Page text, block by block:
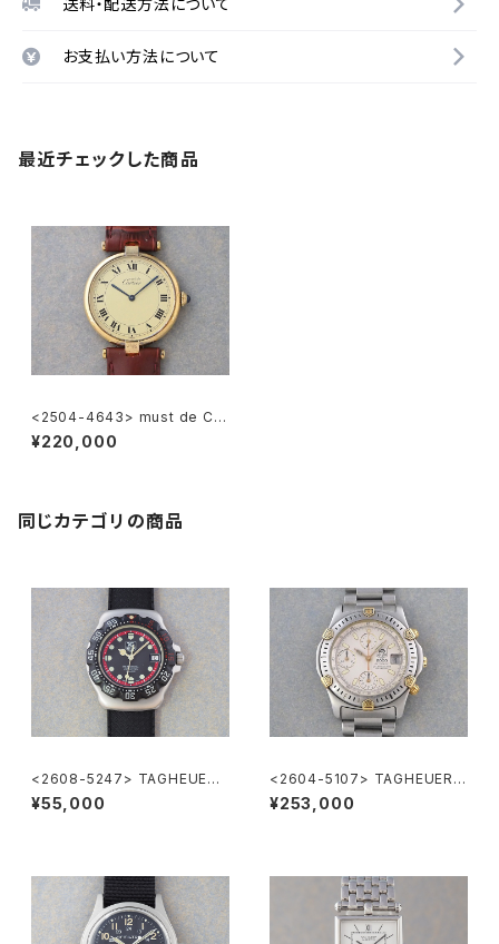
お支払い方法について
最近チェックした商品
<2504-4643> must de Car
tier Vendôme
¥220,000
同じカテゴリの商品
<2608-5247> TAGHEUER
FORMULA1
¥55,000
<2604-5107> TAGHEUER S
uper 2000 Chronograph
¥253,000